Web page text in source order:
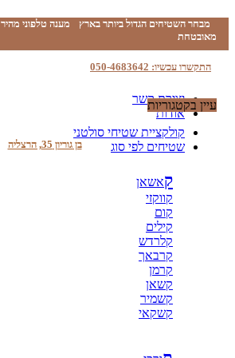
מבחר השטיחים הגדול ביותר בארץ מענה טלפוני מהיר
מאובטחת
התקשרו עכשיו: 050-4683642
יצירת קשר
אודות
בן גוריון 35, הרצליה
עיין בקטגוריות
קולקציית שטיחי סולטני
שטיחים לפי סוג
קאשאן
קווקזי
קום
קילים
קלרדש
קרבאך
קרמן
קשאן
קשמיר
קשקאי